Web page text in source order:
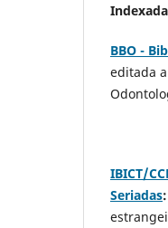
BBO -
editada
IBICT/
Seriadas: